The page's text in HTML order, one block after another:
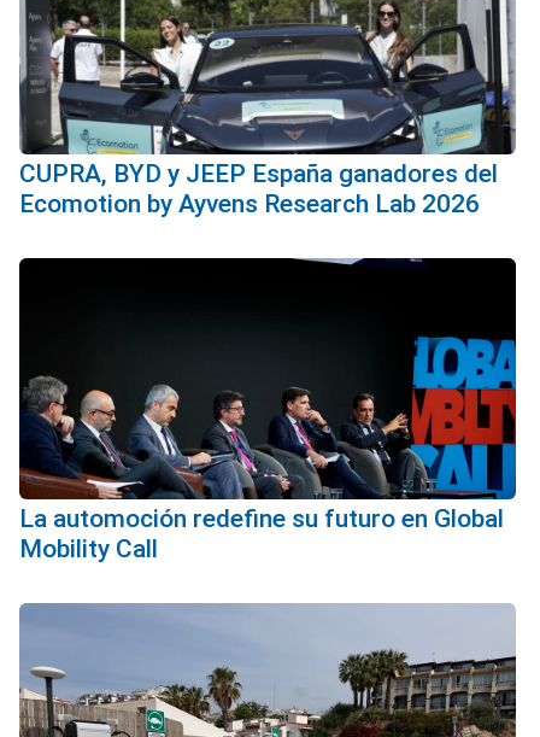
CUPRA, BYD y JEEP España ganadores del
Ecomotion by Ayvens Research Lab 2026
La automoción redefine su futuro en Global
Mobility Call